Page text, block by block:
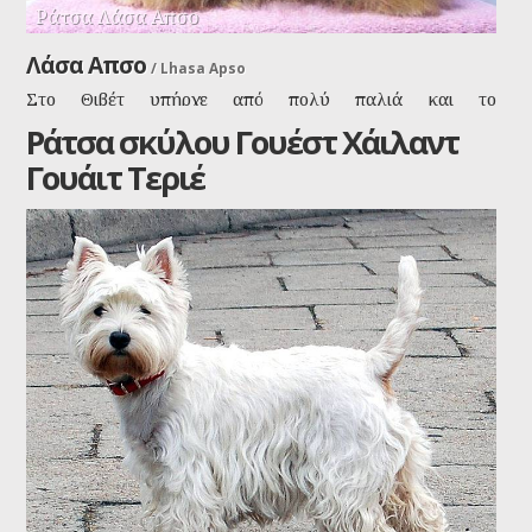
Ράτσα Λάσα Απσο
Λάσα Απσο / Lhasa Apso
Στο Θιβέτ υπήρχε από πολύ παλιά και το
χρησιμοποιούσαν σαν συνοδό και σαν φύλακα σε ναούς
και σπίτια και ήταν πολύ αγαπητό σε μοναχούς και
ευγενείς.
Ράτσα σκύλου Γουέστ Χάιλαντ
Γουάιτ Τεριέ